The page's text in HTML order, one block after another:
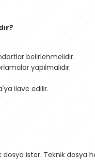
belirlenmelidir.
yapılmalıdır.
ilave edilir.
ister. Teknik dosya